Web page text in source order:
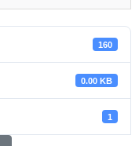
160
0.00 KB
1